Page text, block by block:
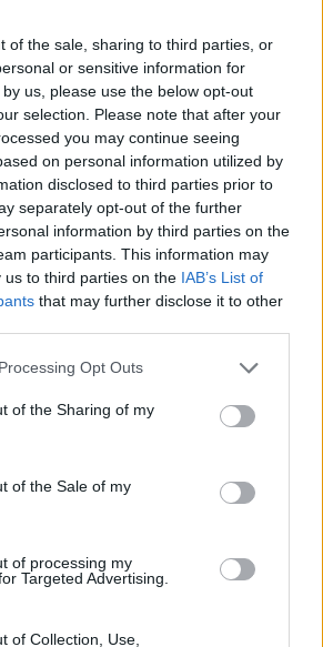
of the sale, sharing to third parties, or
or sensitive information for
us, please use the below opt-out
selection. Please note that after your
you may continue seeing
on personal information utilized by
disclosed to third parties prior to
separately opt-out of the further
information by third parties on the
participants. This information may
us to third parties on the IAB’s List of
that may further disclose it to other
website/app uses one or more Google
or usage behaviour. You may click to
to Google and its third-party tags to
specified purposes in below Google
Opt Outs
of the Sharing of my
of the Sale of my
of processing my
Targeted Advertising.
of Collection, Use,
veloitetaan kappalehintaan.
ja vertailet eri tilitoimistojen hintoja
tarkasti, mitä
vuositasolla maksavat.
vai palveluita
on hyvä silloin, jos
kirjanpidon kustannuksia. Esimerkiksi
ulkoistat kirjanpitäjälle vain osan
tilinpäätöksen ja